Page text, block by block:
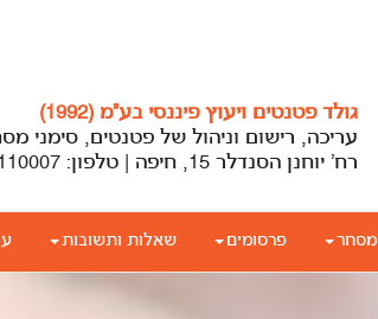
גולד פטנטים ויעוץ פיננסי בע”מ (1992)
עריכה, רישום וניהול של פטנטים, סימני
רח’ יוחנן הסנדלר 15, חיפה | טלפון: 04-8110007 | office@gold-patent.co.il | gold-patent.co.il
מסחר פרסומים שאלות ותשובות